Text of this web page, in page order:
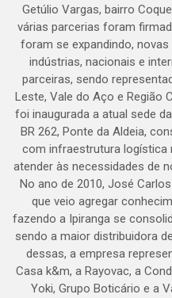
Getúlio Vargas, bairro
várias parcerias foram
foram se expandindo,
indústrias, nacionais e
parceiras, sendo
Leste, Vale do Aço e Região
foi inaugurada a atual sede
BR 262, Ponte da Aldeia,
com infraestrutura logística
atender às necessidades de
No ano de 2010, José
que veio agregar
fazendo a Ipiranga se
sendo a maior distribuidora
dessas, a empresa
Casa k&m, a Rayovac, a
Yoki, Grupo Boticário e a